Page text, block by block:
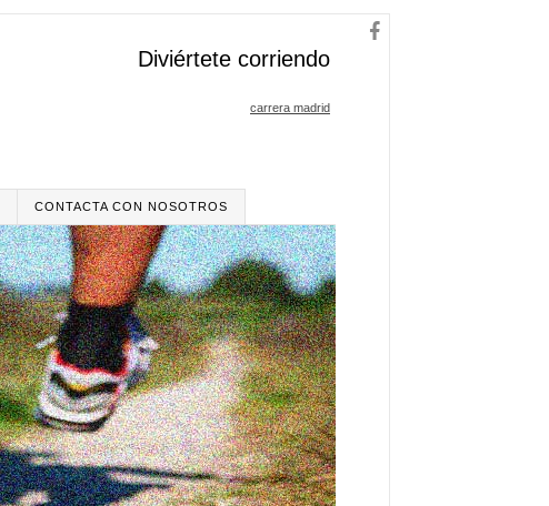
Diviértete corriendo
carrera madrid
CONTACTA CON NOSOTROS